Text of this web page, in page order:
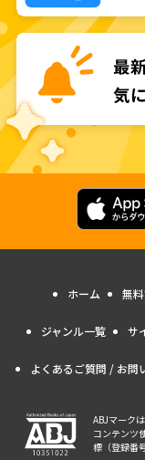
ホーム 無
ジャンル一覧 サ
よくあるご質問 / お問
ABJマーク
コンテンツ
標（登録番